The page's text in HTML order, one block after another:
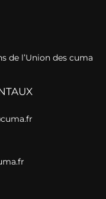
de l’Union des cuma